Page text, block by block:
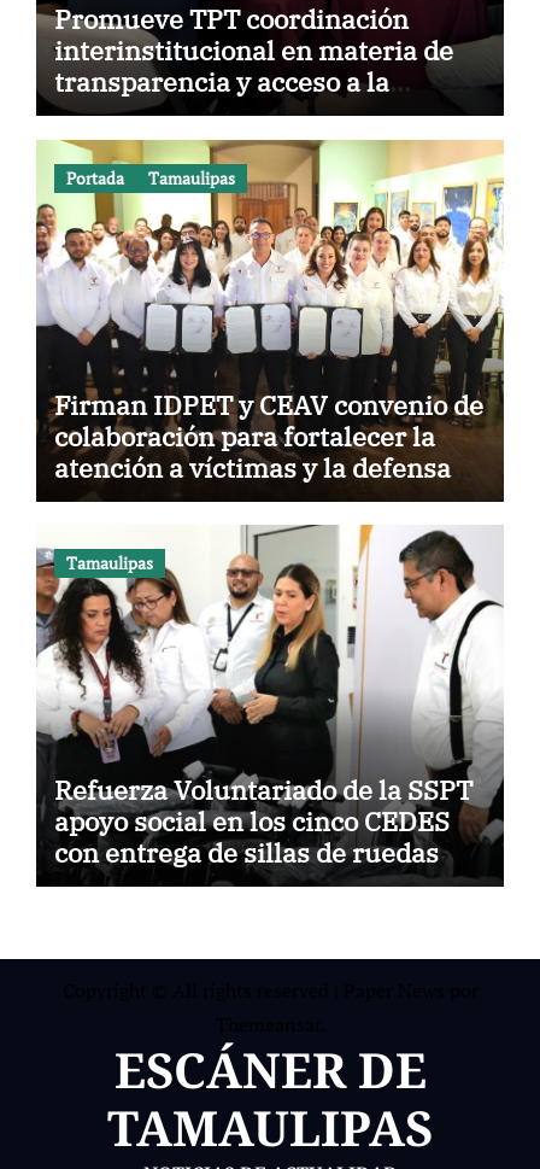
Promueve TPT coordinación
interinstitucional en materia de
transparencia y acceso a la
información pública
Portada Tamaulipas
Firman IDPET y CEAV convenio de
colaboración para fortalecer la
atención a víctimas y la defensa
jurídica en Tamaulipas
Tamaulipas
Refuerza Voluntariado de la SSPT
apoyo social en los cinco CEDES
con entrega de sillas de ruedas
ESCÁNER DE
TAMAULIPAS